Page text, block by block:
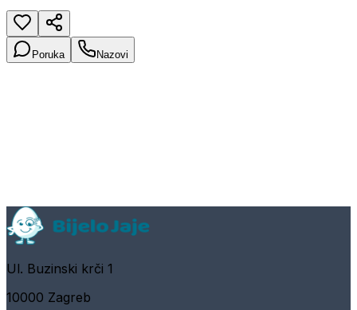
Poruka Nazovi
Ul. Buzinski krči 1
10000 Zagreb